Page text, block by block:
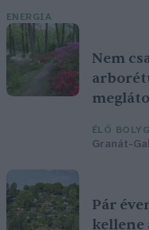
ENERGIA
Nem
ÉLŐ
Granát-
Pár